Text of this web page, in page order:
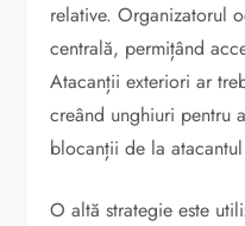
relative. Organizatorul
centrală, permițând
Atacanții exteriori ar
creând unghiuri pentru
blocanții de la
O altă strategie este